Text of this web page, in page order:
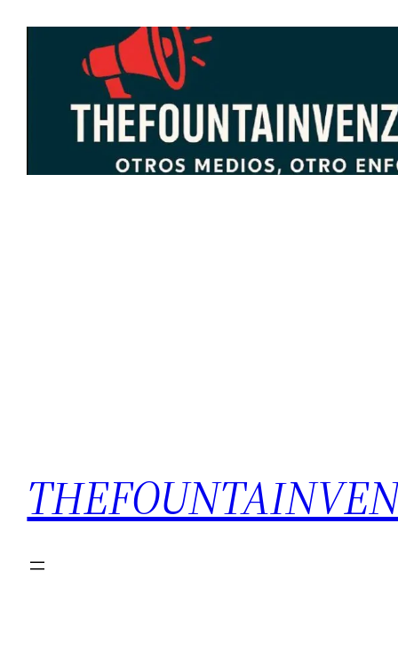
contenido